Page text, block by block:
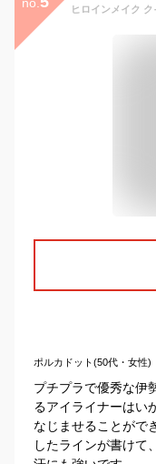
ポルカドット(50代・女性)
プチプラで優秀な伊
るアイライナーはい
なじませることがで
したラインが書けて